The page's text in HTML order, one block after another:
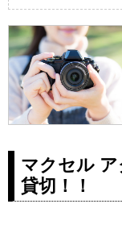
マクセル
貸切！！